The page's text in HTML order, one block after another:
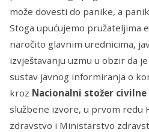
može dovesti do panike, a
Stoga upućujemo pružateljima
naročito glavnim urednicima,
izvještavanju uzmu u obzir da
sustav javnog informiranja o
kroz Nacionalni stožer
službene izvore, u prvom redu
zdravstvo i Ministarstvo